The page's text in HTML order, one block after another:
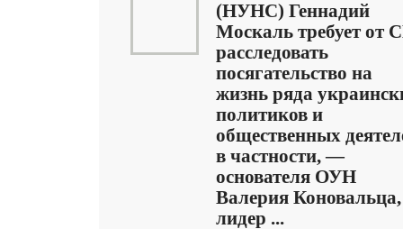
(НУНС) Геннадий
Москаль требует от
расследовать
посягательство на
жизнь ряда
политиков и
общественных
в частности, —
основателя ОУН
Валерия Коновальца,
лидер ...